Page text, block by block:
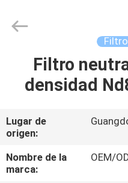
HOGAR
SOBRE
NOSOTROS
Shadow
Technology
Filtro
densidad
Lugar de
origen:
Nombre de la
marca:
OEM/